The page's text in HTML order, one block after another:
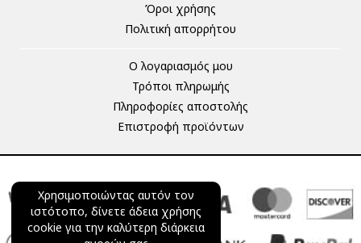
Χρησιμοποιώντας αυτόν τον
ιστότοπο, δίνετε άδεια χρήσης
cookie για την καλύτερη διάρκεια
Όροι χρήσης
Πολιτική απορρήτου
Ο λογαριασμός μου
Τρόποι πληρωμής
Πληροφορίες αποστολής
Επιστροφή προϊόντων